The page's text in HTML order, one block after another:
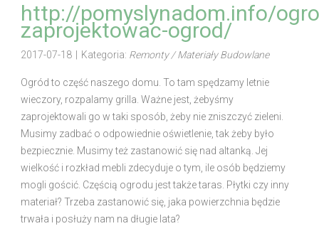
http://pomyslynadom.info/
zaprojektowac-ogrod/
2017-07-18 Kategoria: Remonty / Materiały Budowlane
Ogród to część naszego domu. To tam spędzamy letnie
wieczory, rozpalamy grilla. Ważne jest, żebyśmy
zaprojektowali go w taki sposób, żeby nie zniszczyć zieleni.
Musimy zadbać o odpowiednie oświetlenie, tak żeby było
bezpiecznie. Musimy też zastanowić się nad altanką. Jej
wielkość i rozkład mebli zdecyduje o tym, ile osób będziemy
mogli gościć. Częścią ogrodu jest także taras. Płytki czy inny
materiał? Trzeba zastanowić się, jaka powierzchnia będzie
trwała i posłuży nam na długie lata?